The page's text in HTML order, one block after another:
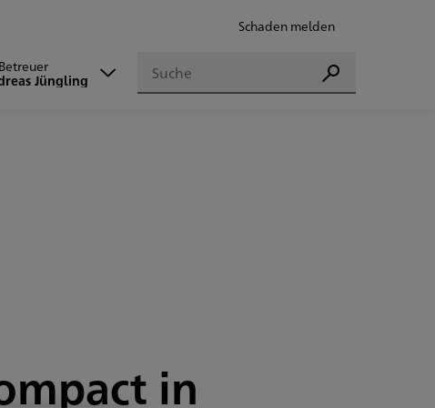
Schaden melden
Jüngling
Suchen
Suchen
in